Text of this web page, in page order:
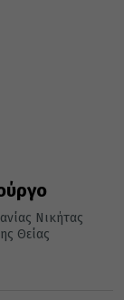
Νικήτας
Θείας